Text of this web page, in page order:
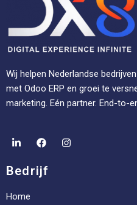
Wij helpen Nederlandse
met Odoo ERP en groei te
marketing. Eén partner. End-to-
Bedrijf
Home